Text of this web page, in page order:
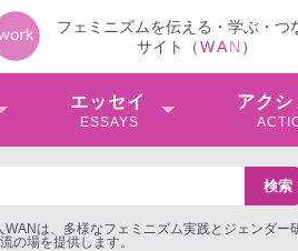
フェミニズムを伝える・学ぶ・つ
サイト（WAN ）
エッセイ
ESSAYS
アクシ
は、多様なフェミニズム実践とジェンダー
の場を提供します。